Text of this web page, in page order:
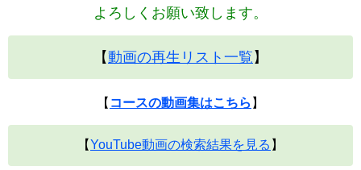
よろしくお願い致します。
【動画の再生リスト一覧 】
【 コースの動画集はこちら 】
【YouTube動画の検索結果を見る 】